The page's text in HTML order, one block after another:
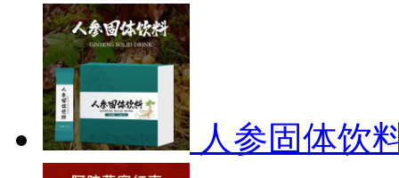
人参固体饮